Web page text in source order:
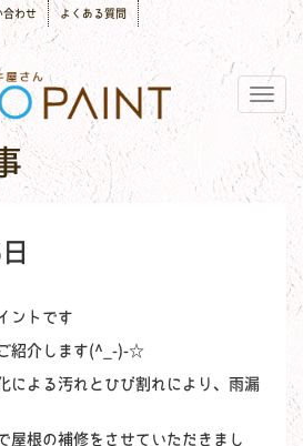
合わせ よくある質問
ントです
紹介します(^_-)-☆
による汚れとひび割れにより、雨漏
屋根の補修をさせていただきまし